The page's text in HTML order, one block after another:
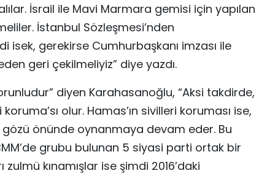
İsrail ile Mavi Marmara gemisi için yapılan
İstanbul Sözleşmesi’nden
isek, gerekirse Cumhurbaşkanı imzası ile
geri çekilmeliyiz” diye yazdı.
diyen Karahasanoğlu, “Aksi takdirde,
olur. Hamas’ın sivilleri koruması ise,
gözü önünde oynanmaya devam eder. Bu
grubu bulunan 5 siyasi parti ortak bir
kınamışlar ise şimdi 2016’daki